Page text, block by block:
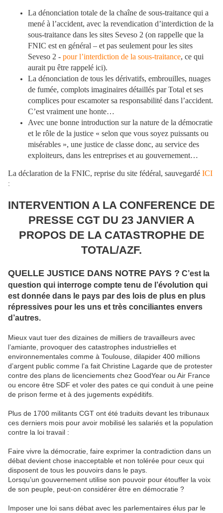
La dénonciation totale de la chaîne de sous-traitance qui a
mené à l’accident, avec la revendication d’interdiction de la
sous-traitance dans les sites Seveso 2 (on rappelle que la
FNIC est en général – et pas seulement pour les sites
Seveso 2 - pour l’interdiction de la sous-traitance, ce qui
aurait pu être rappelé ici).
La dénonciation de tous les dérivatifs, embrouilles, nuages
de fumée, complots imaginaires détaillés par Total et ses
complices pour escamoter sa responsabilité dans l’accident.
C’est vraiment une honte…
Avec une bonne introduction sur la nature de la démocratie
et le rôle de la justice « selon que vous soyez puissants ou
misérables », une justice de classe donc, au service des
exploiteurs, dans les entreprises et au gouvernement…
La déclaration de la FNIC, reprise du site fédéral, sauvegardé ICI
:
INTERVENTION A LA CONFERENCE DE
PRESSE CGT DU 23 JANVIER A
PROPOS DE LA CATASTROPHE DE
TOTAL/AZF.
QUELLE JUSTICE DANS NOTRE PAYS ? C’est la
question qui interroge compte tenu de l’évolution qui
est donnée dans le pays par des lois de plus en plus
répressives pour les uns et très conciliantes envers
d’autres.
Mieux vaut tuer des dizaines de milliers de travailleurs avec
l’amiante, provoquer des catastrophes industrielles et
environnementales comme à Toulouse, dilapider 400 millions
d’argent public comme l’a fait Christine Lagarde que de protester
contre des plans de licenciements chez GoodYear ou Air France
ou encore être SDF et voler des pates ce qui conduit à une peine
de prison ferme et à des jugements expéditifs.
Plus de 1700 militants CGT ont été traduits devant les tribunaux
ces derniers mois pour avoir mobilisé les salariés et la population
contre la loi travail :
Faire vivre la démocratie, faire exprimer la contradiction dans un
débat devient chose inacceptable et non tolérée pour ceux qui
disposent de tous les pouvoirs dans le pays.
Lorsqu’un gouvernement utilise son pouvoir pour étouffer la voix
de son peuple, peut-on considérer être en démocratie ?
Imposer une loi sans débat avec les parlementaires élus par le